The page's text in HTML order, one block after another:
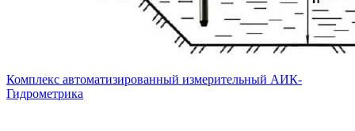
Комплекс автоматизированный измерительный АИК-
Гидрометрика